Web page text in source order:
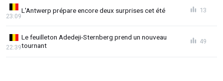
L'Antwerp prépare encore deux surprises cet été
23:09
13
Le feuilleton Adedeji-Sternberg prend un nouveau
tournant
22:39
49